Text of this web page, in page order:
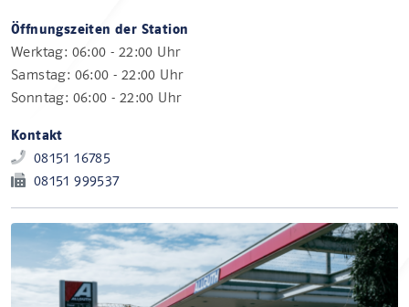
Öffnungszeiten der Station
Werktag: 06:00 - 22:00 Uhr
Samstag: 06:00 - 22:00 Uhr
Sonntag: 06:00 - 22:00 Uhr
Kontakt
08151 16785
08151 999537